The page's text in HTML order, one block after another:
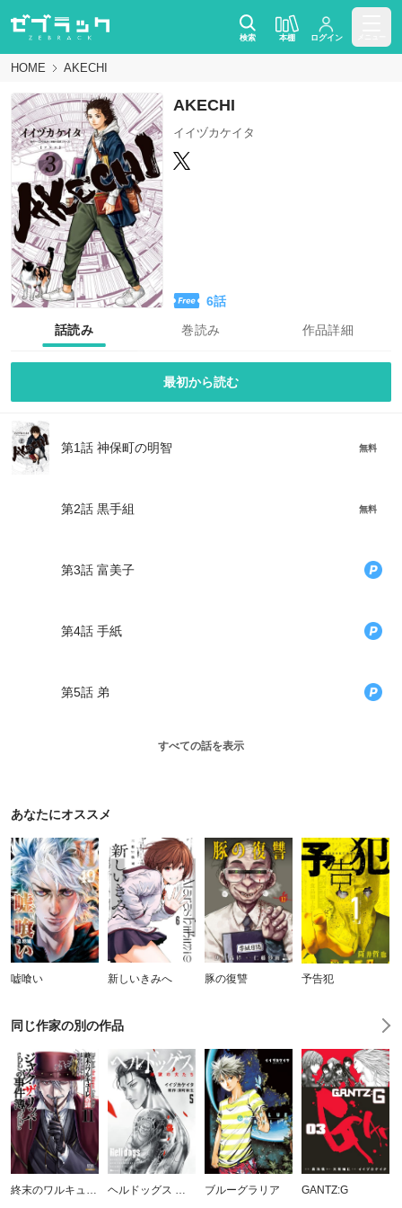
検索 本棚 ログイン
HOME AKECHI
AKECHI
イイヅカケイタ
6話
話読み
巻読み 作品詳細
最初から読む
第1話 神保町の明智 無料
第2話 黒手組 無料
第3話 富美子
第4話 手紙
第5話 弟
すべての話を表示
あなたにオススメ
嘘喰い 新しいきみへ 豚の復讐 予告犯
同じ作家の別の作品
終末のワルキューレ奇譚 ジャック・ザ・リッパーの事件簿 ヘルドッグス 地獄の犬たち ブルーグラリア GANTZ:G